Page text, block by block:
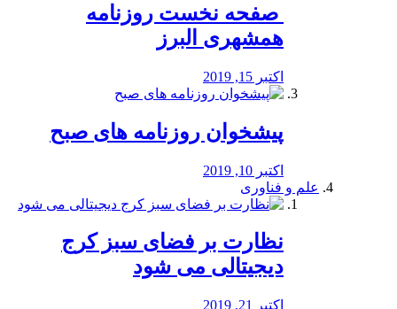
️ صفحه نخست روزنامه‌
همشهری البرز
اکتبر 15, 2019
پیشخوان روزنامه های صبح
اکتبر 10, 2019
علم و فناوری
نظارت بر فضای سبز کرج
دیجیتالی می شود
اکتبر 21, 2019